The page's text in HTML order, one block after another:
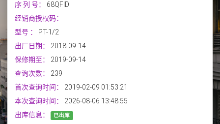
序 列 号：
68QFID
经销商授权码：
型号 ：
PT-1/2
出厂日期：
2018-09-14
保修期至：
2019-09-14
查询次数：
239
首次查询时间：
2019-02-09 01:53:21
本次查询时间：
2026-08-06 13:48:55
出库信息：
已出库